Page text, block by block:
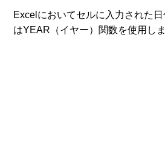
Excelにおいてセルに入力された
はYEAR（イヤー）関数を使用しま